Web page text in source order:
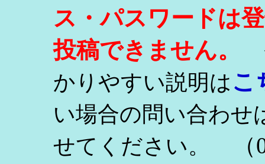
ス・パスワードは
投稿できません。
かりやすい説明はこ
い場合の問い合わせ
せてください。
（